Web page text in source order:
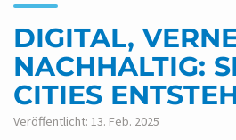
DIGITAL,
NACHHALTIG:
CITIES
Veröffentlicht: 13. Feb. 2025